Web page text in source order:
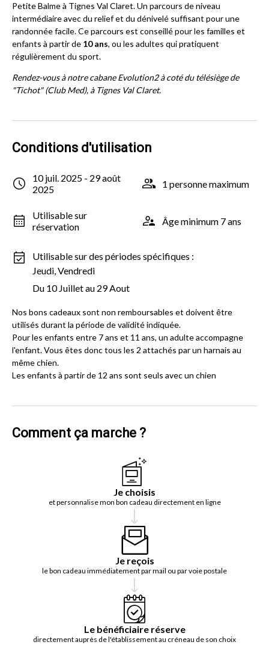
Petite Balme à Tignes Val Claret. Un parcours de niveau
intermédiaire avec du relief et du dénivelé suffisant pour une
randonnée facile. Ce parcours est conseillé pour les familles et
enfants à partir de 10 ans, ou les adultes qui pratiquent
régulièrement du sport.
Rendez-vous à notre cabane Evolution2 à coté du télésiège de
"Tichot" (Club Med), à Tignes Val Claret.
Conditions d'utilisation
10 juil. 2025 - 29 août
2025
1 personne maximum
Utilisable sur
réservation
Âge minimum 7 ans
Utilisable sur des périodes spécifiques :
Jeudi, Vendredi
Du 10 Juillet au 29 Aout
Nos bons cadeaux sont non remboursables et doivent être
utilisés durant la période de validité indiquée.
Pour les enfants entre 7 ans et 11 ans, un adulte accompagne
l'enfant. Vous êtes donc tous les 2 attachés par un harnais au
même chien.
Les enfants à partir de 12 ans sont seuls avec un chien
Comment ça marche ?
Je choisis
et personnalise mon bon cadeau directement en ligne
Je reçois
le bon cadeau immédiatement par mail ou par voie postale
Le bénéficiaire réserve
directement auprès de l'établissement au créneau de son choix